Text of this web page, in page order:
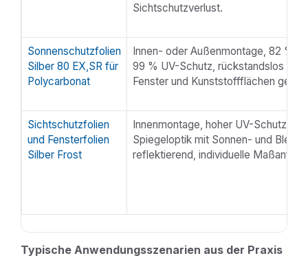
Sichtschutzverlust.
Sonnenschutzfolien
Silber 80 EX,SR für
Polycarbonat
Innen- oder Außenmontage, 82 %
99 % UV-Schutz, rückstandslos
Fenster und Kunststoffflächen
Sichtschutzfolien
und Fensterfolien
Silber Frost
Innenmontage, hoher UV-Schutz
Spiegeloptik mit Sonnen- und
reflektierend, individuelle
Typische Anwendungsszenarien aus der Praxis